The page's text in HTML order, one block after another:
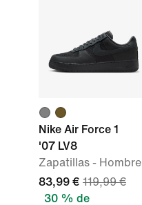
Nike Air Force 1
'07 LV8
Zapatillas - Hombre
83,99 € 119,99 €
30 % de